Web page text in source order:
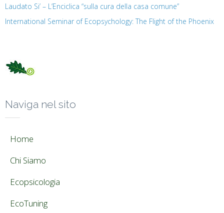
Laudato Si’ – L’Enciclica “sulla cura della casa comune”
International Seminar of Ecopsychology: The Flight of the Phoenix
Naviga nel sito
Home
Chi Siamo
Ecopsicologia
EcoTuning